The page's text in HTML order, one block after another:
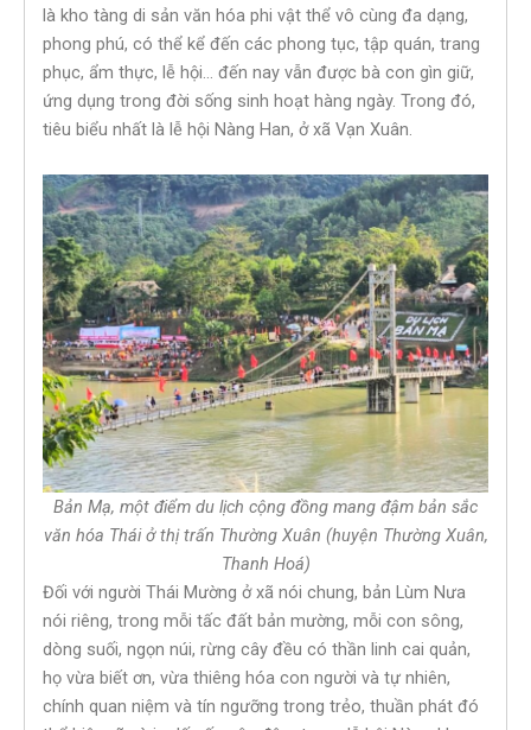
là kho tàng di sản văn hóa phi vật thể vô cùng đa dạng,
phong phú, có thể kể đến các phong tục, tập quán, trang
phục, ẩm thực, lễ hội… đến nay vẫn được bà con gìn giữ,
ứng dụng trong đời sống sinh hoạt hàng ngày. Trong đó,
tiêu biểu nhất là lễ hội Nàng Han, ở xã Vạn Xuân.
Bản Mạ, một điểm du lịch cộng đồng mang đậm bản sắc
văn hóa Thái ở thị trấn Thường Xuân (huyện Thường Xuân,
Thanh Hoá)
Đối với người Thái Mường ở xã nói chung, bản Lùm Nưa
nói riêng, trong mỗi tấc đất bản mường, mỗi con sông,
dòng suối, ngọn núi, rừng cây đều có thần linh cai quản,
họ vừa biết ơn, vừa thiêng hóa con người và tự nhiên,
chính quan niệm và tín ngưỡng trong trẻo, thuần phát đó